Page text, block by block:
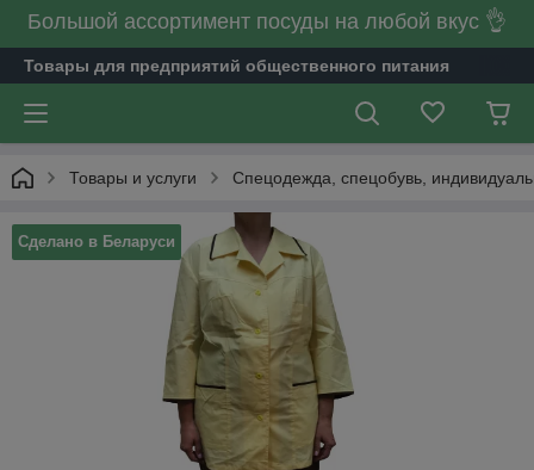
Большой ассортимент посуды на любой вкус 👌
Товары для предприятий общественного питания
Товары и услуги Спецодежда, спецобувь,
Сделано в Беларуси